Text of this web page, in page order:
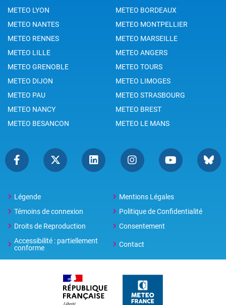
METEO LYON
METEO BORDEAUX
METEO NANTES
METEO MONTPELLIER
METEO RENNES
METEO MARSEILLE
METEO LILLE
METEO ANGERS
METEO GRENOBLE
METEO TOURS
METEO DIJON
METEO LIMOGES
METEO PAU
METEO STRASBOURG
METEO NANCY
METEO BREST
METEO BESANCON
METEO LE MANS
Légende
Mentions Légales
Témoins de connexion
Politique de Confidentialité
Droits de Reproduction
Consentement
Accessibilité : partiellement
conforme
Contact